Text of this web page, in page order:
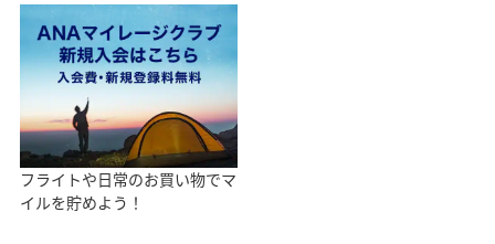
フライトや日常のお買い物でマ
イルを貯めよう！